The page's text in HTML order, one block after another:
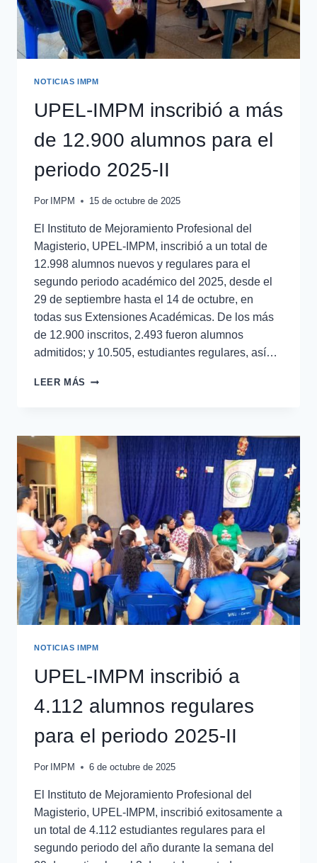
NOTICIAS IMPM
UPEL-IMPM inscribió a más
de 12.900 alumnos para el
periodo 2025-II
Por IMPM 15 de octubre de 2025
El Instituto de Mejoramiento Profesional del
Magisterio, UPEL-IMPM, inscribió a un total de
12.998 alumnos nuevos y regulares para el
segundo periodo académico del 2025, desde el
29 de septiembre hasta el 14 de octubre, en
todas sus Extensiones Académicas. De los más
de 12.900 inscritos, 2.493 fueron alumnos
admitidos; y 10.505, estudiantes regulares, así…
LEER MÁS
NOTICIAS IMPM
UPEL-IMPM inscribió a
4.112 alumnos regulares
para el periodo 2025-II
Por IMPM 6 de octubre de 2025
El Instituto de Mejoramiento Profesional del
Magisterio, UPEL-IMPM, inscribió exitosamente a
un total de 4.112 estudiantes regulares para el
segundo periodo del año durante la semana del